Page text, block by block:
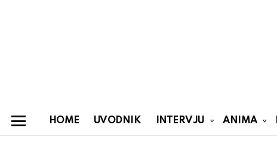
HOME UVODNIK INTERVJU ANIMA